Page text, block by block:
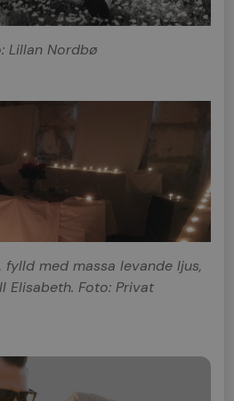
Lillan Nordbø
med massa levande ljus,
Elisabeth. Foto: Privat